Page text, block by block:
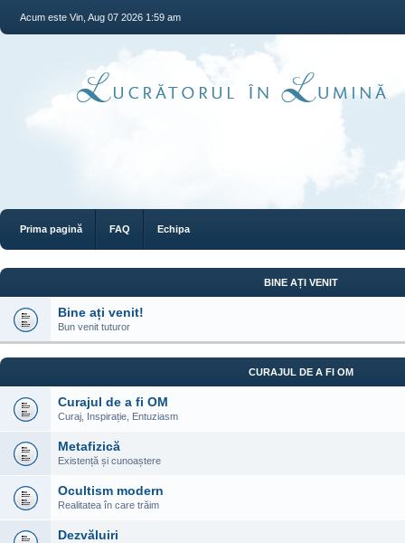
Acum este Vin, Aug 07 2026 1:59 am
Prima pagină FAQ Echipa
BINE AȚI VENIT
Bine ați venit!
Bun venit tuturor
CURAJUL DE A FI OM
Curajul de a fi OM
Curaj, Inspirație, Entuziasm
Metafizică
Existență și cunoaștere
Ocultism modern
Realitatea în care trăim
Dezvăluiri